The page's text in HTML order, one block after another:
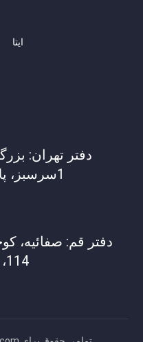
ایتا
دفتر تهران:
1سرسبز، پلاک ۷۱۳، واحد6
دفتر قم: صفائیه،
114، واحد307